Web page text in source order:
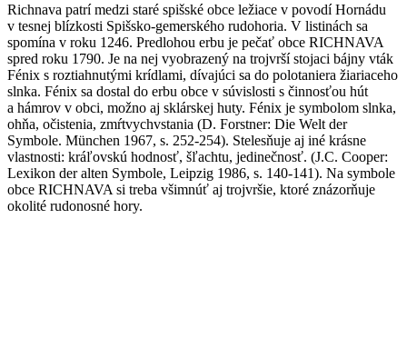
Richnava patrí medzi staré spišské obce ležiace v povodí Hornádu
v tesnej blízkosti Spišsko-gemerského rudohoria. V listinách sa
spomína v roku 1246. Predlohou erbu je pečať obce RICHNAVA
spred roku 1790. Je na nej vyobrazený na trojvrší stojaci bájny vták
Fénix s roztiahnutými krídlami, dívajúci sa do polotaniera žiariaceho
slnka. Fénix sa dostal do erbu obce v súvislosti s činnosťou hút
a hámrov v obci, možno aj sklárskej huty. Fénix je symbolom slnka,
ohňa, očistenia, zmŕtvychvstania (D. Forstner: Die Welt der
Symbole. München 1967, s. 252-254). Stelesňuje aj iné krásne
vlastnosti: kráľovskú hodnosť, šľachtu, jedinečnosť. (J.C. Cooper:
Lexikon der alten Symbole, Leipzig 1986, s. 140-141). Na symbole
obce RICHNAVA si treba všimnúť aj trojvršie, ktoré znázorňuje
okolité rudonosné hory.